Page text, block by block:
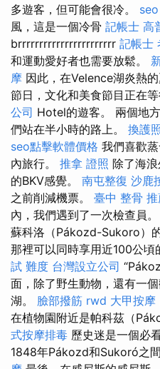
多遊客，但可能會很冷。
風，這是一個冷骨 記帳士 高
brrrrrrrrrrrrrrrrrrrrrrr 記帳士
和運動愛好者也需要放鬆。
摩 因此，在Velence湖炎熱
節日，文化和美食節目正在
公司 Hotel的遊客。 兩個地
們站在半小時的路上。 換護
seo點擊軟體價格 我們喜歡
內旅行。 推拿 證照 除了海
的BKV感覺。 南屯整復 沙鹿
之前削減機票。 臺中 整骨
內，我們遇到了一次檢查員
蘇科洛（Pákozd-Sukoro）
那裡可以同時享用近100公頃
試 難度 台灣設立公司
面，除了野生動物，還有一
湖。 臉部撥筋 rwd 大甲按摩
在植物園附近是帕科茲（
式按摩排毒 歷史迷是一個必
1848年Pákozd和Sukoró之